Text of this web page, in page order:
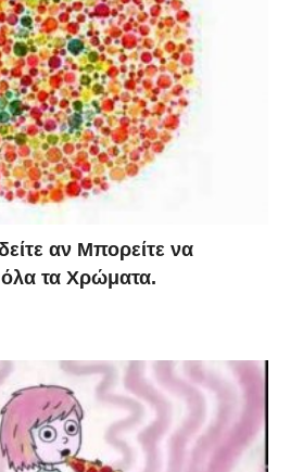
αν Μπορείτε να
τα Χρώματα.